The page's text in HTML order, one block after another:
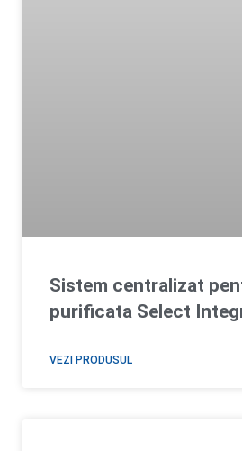
Sistem centralizat
purificata Select
VEZI PRODUSUL